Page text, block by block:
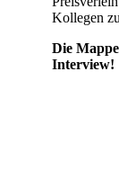
Kollegen
Die
Interview!